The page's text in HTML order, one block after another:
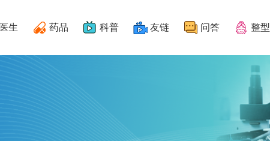
医生 药品 科普 友链 问答 整型